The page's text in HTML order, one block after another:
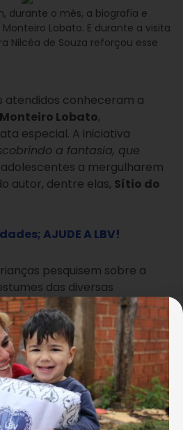
durante o mês, a biografia e
Lobato. E durante a visita
Nilcéa de Souza reforçou esse
atendidos conheceram a
Monteiro Lobato,
especial. A iniciativa
a fantasia, que
a mergulharem
autor, dentre elas, Sítio do
AJUDE A LBV!
pesquisem sobre a
das diversas
nas histórias do autor, e
do respeito às
do despertar dos
e o Amor Fraterno
disse Amanda
da LBV e idealizadora do